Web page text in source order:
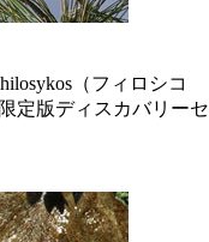
（フィロシコ
定版ディスカバリーセ